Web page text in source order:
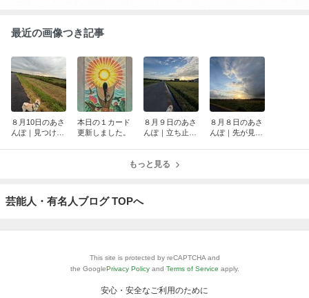
最近の画像つき記事
８月10日のあさ
んぽ｜見つけた
本日の１カード
更新しました。
８月９日のあさ
んぽ｜立ち止ま
８月８日のあさ
んぽ｜先が見え
もっと見る
芸能人・有名人ブログ TOPへ
This site is protected by reCAPTCHA and
the GooglePrivacy Policy and Terms of Service apply.
安心・安全なご利用のために